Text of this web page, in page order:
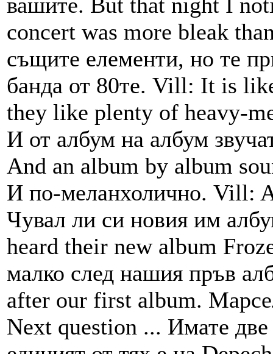
concert was more bleak
същите елементи, но те
банда от 80те. Vill: It is
they like plenty of heavy-
И от албум на албум
And an album by album
И по-меланхолично. Vill:
Чувал ли си новия им
heard their new album
малко след нашия пръв
after our first album.
Next question ... Имате